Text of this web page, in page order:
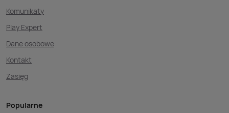
Komunikaty
Play Expert
Dane osobowe
Kontakt
Zasięg
Popularne